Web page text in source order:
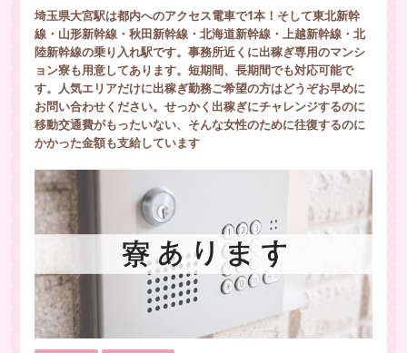
埼玉県大宮駅は都内へのアクセス電車で1本！そして東北新幹
線・山形新幹線・秋田新幹線・北海道新幹線・上越新幹線・北
陸新幹線の乗り入れ駅です。事務所近くに出稼ぎ専用のマンシ
ョン寮も用意してあります。短期間、長期間でも対応可能で
す。人気エリアだけに出稼ぎ勤務ご希望の方はどうぞお早めに
お問い合わせください。せっかく出稼ぎにチャレンジするのに
移動交通費がもったいない、そんな女性のために往復するのに
かかった金額も支給しています